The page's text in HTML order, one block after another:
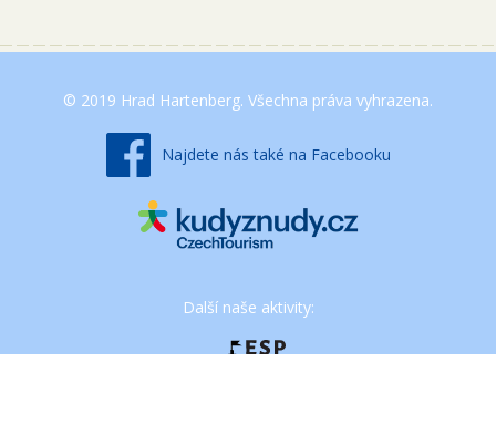
© 2019 Hrad Hartenberg. Všechna práva vyhrazena.
Najdete nás také na Facebooku
Další naše aktivity: